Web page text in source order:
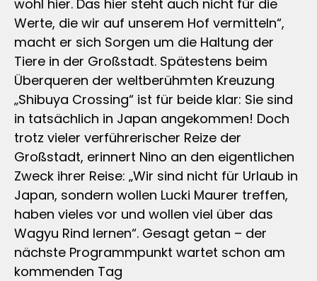
wohl hier. Das hier steht auch nicht für die
Werte, die wir auf unserem Hof vermitteln“,
macht er sich Sorgen um die Haltung der
Tiere in der Großstadt. Spätestens beim
Überqueren der weltberühmten Kreuzung
„Shibuya Crossing“ ist für beide klar: Sie sind
in tatsächlich in Japan angekommen! Doch
trotz vieler verführerischer Reize der
Großstadt, erinnert Nino an den eigentlichen
Zweck ihrer Reise: „Wir sind nicht für Urlaub in
Japan, sondern wollen Lucki Maurer treffen,
haben vieles vor und wollen viel über das
Wagyu Rind lernen“. Gesagt getan – der
nächste Programmpunkt wartet schon am
kommenden Tag